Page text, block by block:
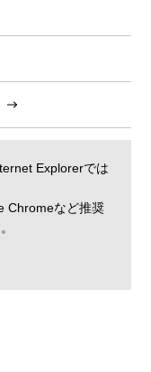
Explorerでは
Chromeなど推奨